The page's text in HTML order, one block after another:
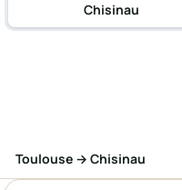
Chisinau
Toulouse → Chisinau